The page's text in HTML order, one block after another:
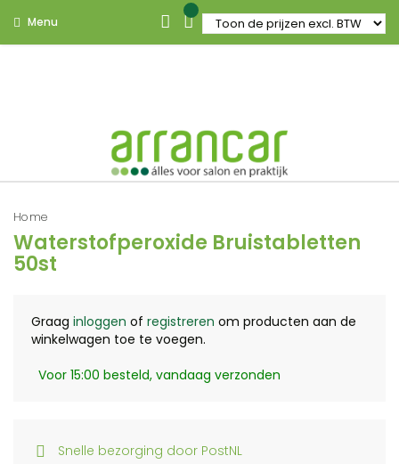
Menu
Home
Waterstofperoxide Bruistabletten
50st
Graag inloggen of registreren om producten aan de
winkelwagen toe te voegen.
Voor 15:00 besteld, vandaag verzonden
Snelle bezorging door PostNL